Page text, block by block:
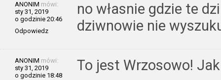
ANONIM mówi:
sty 31, 2019
o godzinie 20:46
Odpowiedz
no własnie gdzie te
dziwnowie nie
ANONIM mówi:
sty 31, 2019
o godzinie 18:48
To jest Wrzosowo!